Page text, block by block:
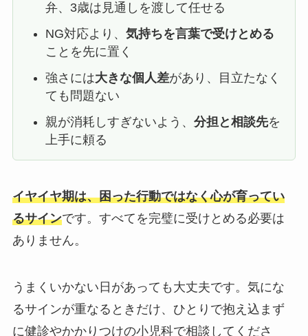
弁、3歳は見通しを渡して任せる
NG対応より、 気持ちを言葉で受けとめる
ことを先に置く
強さには大きな個人差があり、目立たなく
ても問題ない
親が消耗しすぎないよう、 分担と相談先を
上手に頼る
イヤイヤ期は、困った行動ではなく心が育ってい
るサインです。すべてを完璧に受けとめる必要は
ありません。
うまくいかない日があっても大丈夫です。気にな
るサインが重なるときだけ、ひとりで抱え込まず
に健診やかかりつけの小児科で相談してくださ